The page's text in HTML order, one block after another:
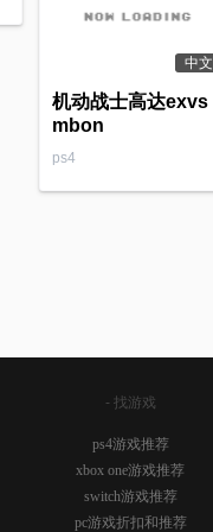
中文
机动战士高达exvs
mbon
ps4
- 找游戏
ps4游戏推荐
xbox one游戏推荐
switch游戏推荐
pc游戏折扣和推荐